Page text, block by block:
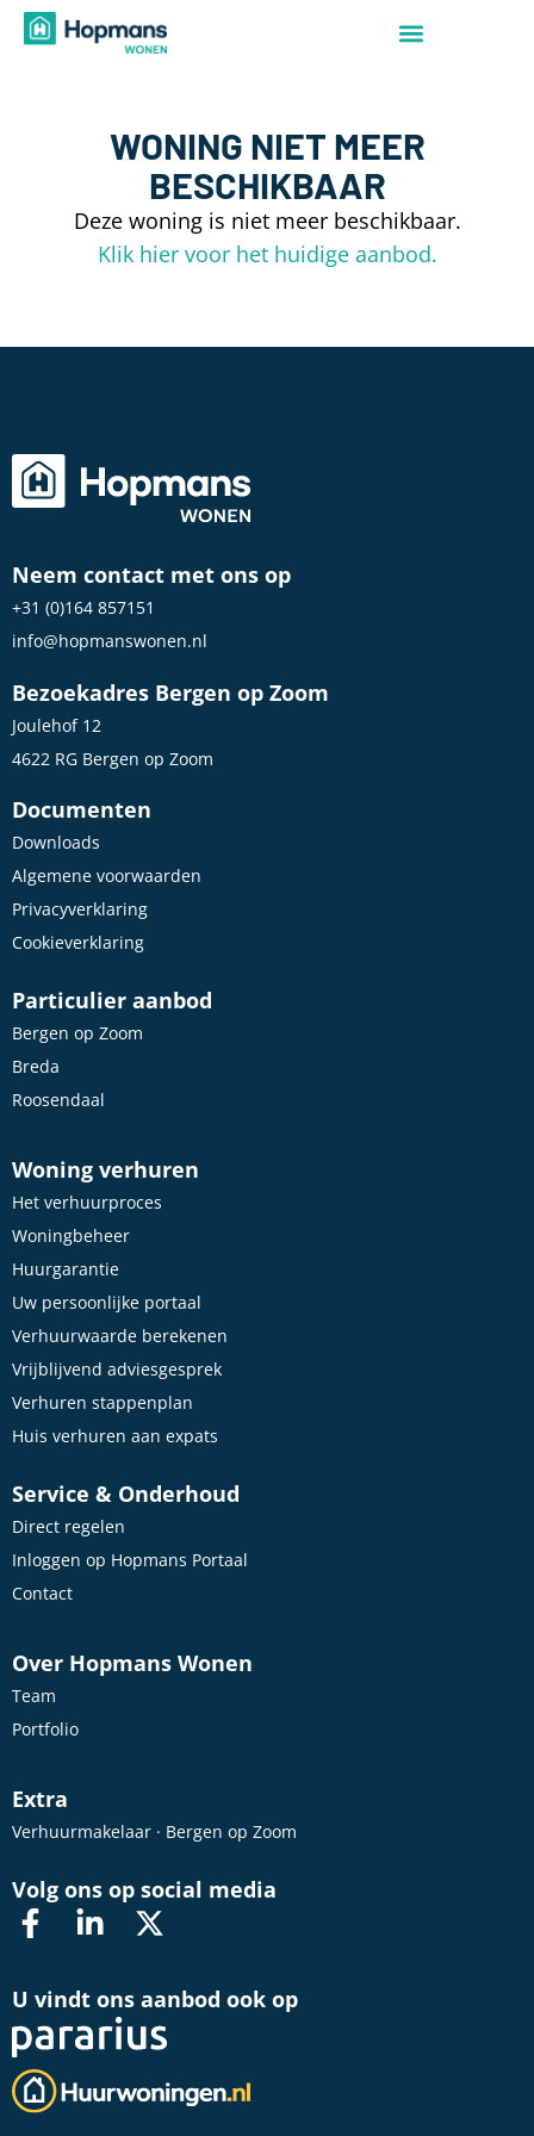
WONING NIET MEER
BESCHIKBAAR
Deze woning is niet meer beschikbaar.
Klik hier voor het huidige aanbod.
Neem contact met ons op
+31 (0)164 857151
info@hopmanswonen.nl
Bezoekadres Bergen op Zoom
Joulehof 12
4622 RG Bergen op Zoom
Documenten
Downloads
Algemene voorwaarden
Privacyverklaring
Cookieverklaring
Particulier aanbod
Bergen op Zoom
Breda
Roosendaal
Woning verhuren
Het verhuurproces
Woningbeheer
Huurgarantie
Uw persoonlijke portaal
Verhuurwaarde berekenen
Vrijblijvend adviesgesprek
Verhuren stappenplan
Huis verhuren aan expats
Service & Onderhoud
Direct regelen
Inloggen op Hopmans Portaal
Contact
Over Hopmans Wonen
Team
Portfolio
Extra
Verhuurmakelaar · Bergen op Zoom
Volg ons op social media
U vindt ons aanbod ook op